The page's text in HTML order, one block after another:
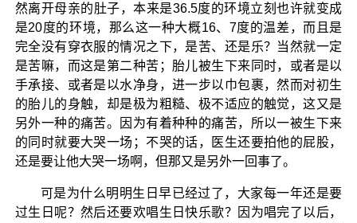
然离开母亲的肚子，本来是36.5度的环境立刻也许就变成
是20度的环境，那么这一种大概16、7度的温差，而且是
完全没有穿衣服的情况之下，是苦、还是乐？当然就一定
是苦嘛，而这是第二种苦；胎儿被生下来同时，或者是以
手承接、或者是以水净身，进一步以巾包裹，然而对初生
的胎儿的身触，却是极为粗糙、极不适应的触觉，这又是
另外一种的痛苦。因为有着种种的痛苦，所以一被生下来
的同时就要大哭一场；不哭的话，医生还要拍他的屁股，
还是要让他大哭一场啊，但那又是另外一回事了。
可是为什么明明生日早已经过了，大家每一年还是要
过生日呢？然后还要欢唱生日快乐歌？因为唱完了以后，